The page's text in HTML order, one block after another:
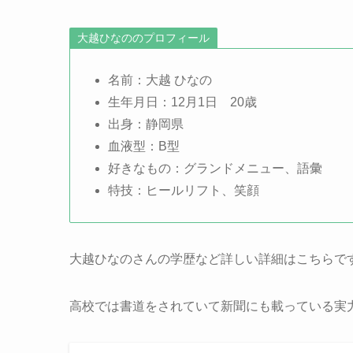
大越ひなののプロフィール
名前：大越 ひなの
生年月日：12月1日 20歳
出身：静岡県
血液型：B型
好きなもの：グランドメニュー、語彙
特技：ヒールリフト、笑顔
大越ひなのさんの学歴など詳しい詳細はこちらで
高校では書道をされていて新聞にも載っている実